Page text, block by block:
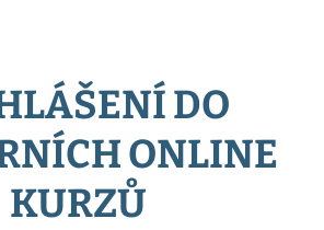
DO
ONLINE
KURZŮ